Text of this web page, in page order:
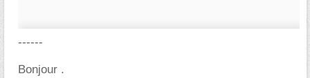
------
Bonjour .